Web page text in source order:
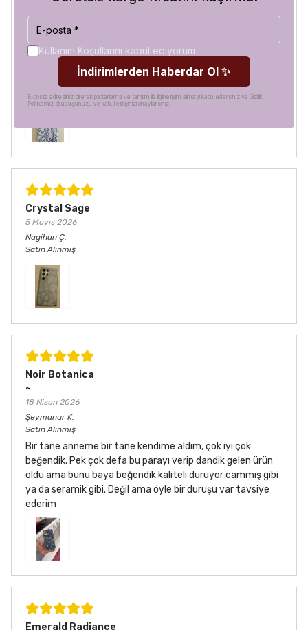
Hilal A.
Satın Alınmış
Görür görmez çok beğendim. Hem desen olarak çok şık
hem de koruma olarak çok güvenilir. Ayrıca hızlı kargolama
için teşekkürler
Crystal Sage
5 Mayıs 2026
Nagihan Ç.
Satın Alınmış
Noir Botanica
~
18 Nisan 2026
Şeymanur K.
Satın Alınmış
Bir tane anneme bir tane kendime aldım, çok iyi çok
beğendik. Pek çok defa bu parayı verip dandik gelen ürün
oldu ama bunu baya beğendik kaliteli duruyor cammış gibi
ya da seramik gibi. Değil ama öyle bir duruşu var tavsiye
ederim
Emerald Radiance
Kullanım Koşullarını kabul ediyorum
İndirimlerden Haberdar Ol ✨
E-posta adresinizi girerek pazarlama ve tanıtım ile ilgili iletişim almayı kabul edersiniz ve Gizlilik
Politikamızı okuduğunuzu ve kabul ettiğinizi onaylarsınız.